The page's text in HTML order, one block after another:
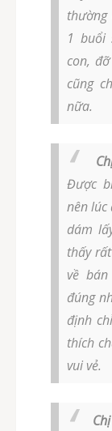
1 buổi
con,
cũng
nữa.
Được
nên lúc
dám
thấy
về
đúng
định
thích
vui vẻ.